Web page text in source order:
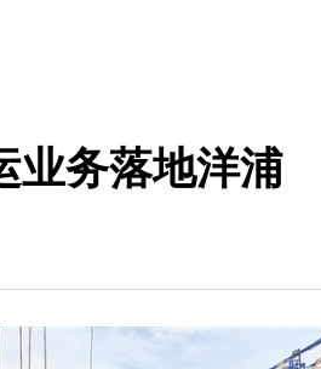
业务落地洋浦